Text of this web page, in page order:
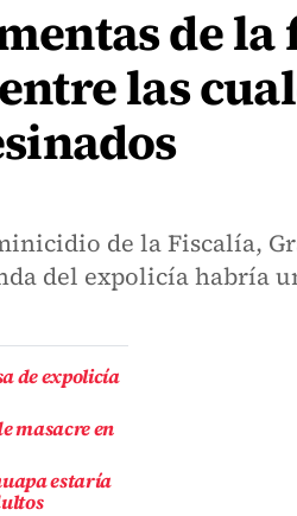
de la
las
de la Fiscalía,
del expolicía habría
de expolicía
masacre en
estaría